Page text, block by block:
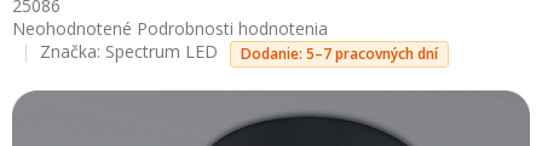
25086
Priemerné
hodnotenie
je
0.0
Neohodnotené Podrobnosti hodnotenia
Značka: Spectrum LED Dodanie: 5–7 pracovných dní